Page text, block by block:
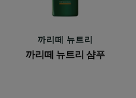
샴
푸
까리떼 뉴트리
까리떼 뉴트리 샴푸